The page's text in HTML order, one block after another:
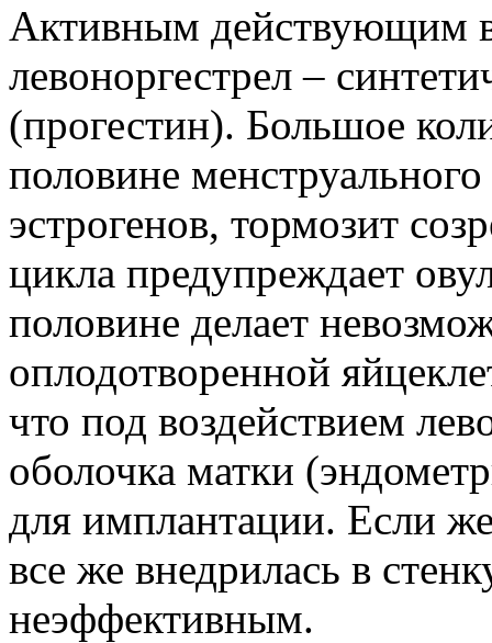
Активным действующим
левоноргестрел –
(прогестин). Большое
половине
эстрогенов, тормозит
цикла предупреждает
половине делает
оплодотворенной
что под воздействием
оболочка матки
для имплантации. Если
все же внедрилась в
неэффективным.